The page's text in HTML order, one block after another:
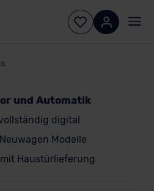
und Automatik
digital
Modelle
Haustürlieferung